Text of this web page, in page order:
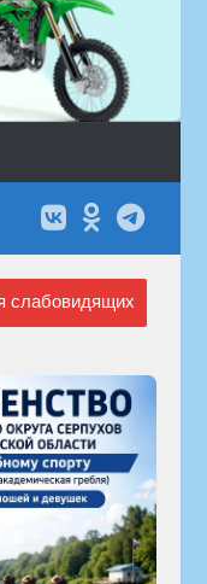
слабовидящих